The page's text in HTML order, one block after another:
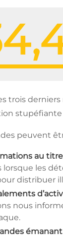
trois
stupéfiante
peuvent
au
lorsque les
distribuer
nous